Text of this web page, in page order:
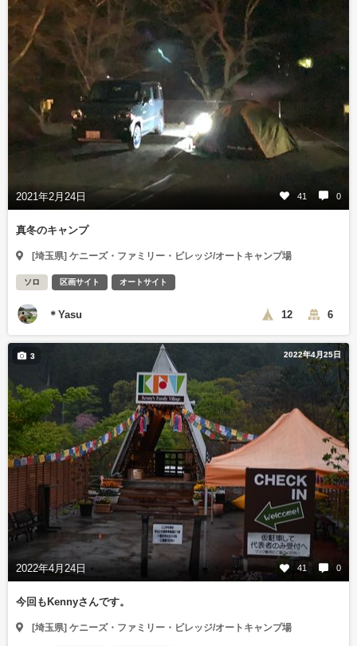
2021年2月24日 41 0
真冬のキャンプ
[埼玉県] ケニーズ・ファミリー・ビレッジ/オートキャンプ場
ソロ 区画サイト オートサイト
＊Yasu 12 6
2022年4月25日
2022年4月24日 41 0
3
今回もKennyさんです。
[埼玉県] ケニーズ・ファミリー・ビレッジ/オートキャンプ場